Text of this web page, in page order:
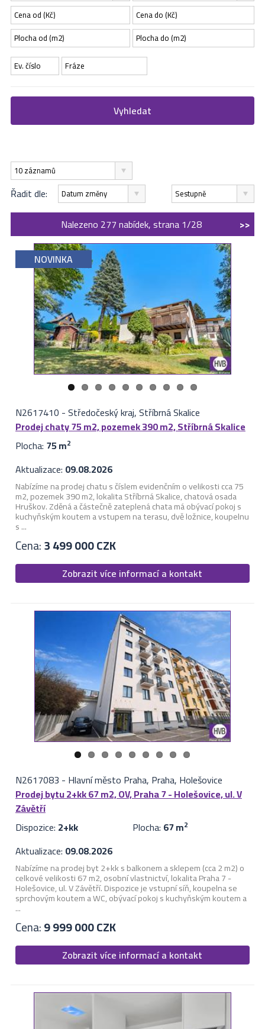
Vyhledat
10 záznamů
Řadit dle: Datum změny Sestupně
Nalezeno 277 nabídek, strana 1/28
>>
NOVINKA
N2617410 -Středočeský kraj, Stříbrná Skalice
Prodej chaty 75 m2, pozemek 390 m2, Stříbrná Skalice
Plocha: 75 m2
Aktualizace: 09.08.2026
Nabízíme na prodej chatu s číslem evidenčním o velikosti cca 75
m2, pozemek 390 m2, lokalita Stříbrná Skalice, chatová osada
Hruškov. Zděná a částečně zateplená chata má obývací pokoj s
kuchyňským koutem a vstupem na terasu, dvě ložnice, koupelnu
s ...
Cena:3 499 000 CZK
Zobrazit více informací a kontakt
N2617083 - Hlavní město Praha, Praha, Holešovice
Prodej bytu 2+kk 67 m2, OV, Praha 7 - Holešovice, ul. V
Závětří
Dispozice: 2+kk Plocha: 67 m2
Aktualizace: 09.08.2026
Nabízíme na prodej byt 2+kk s balkonem a sklepem (cca 2 m2) o
celkové velikosti 67 m2, osobní vlastnictví, lokalita Praha 7 -
Holešovice, ul. V Závětří. Dispozice je vstupní síň, koupelna se
sprchovým koutem a WC, obývací pokoj s kuchyňským koutem a
...
Cena:9 999 000 CZK
Zobrazit více informací a kontakt